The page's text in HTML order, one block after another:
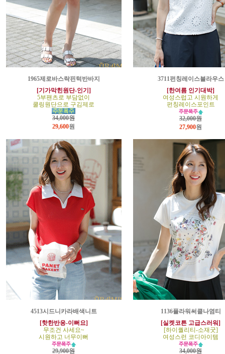
1965제로바스락핀턱반바지
[기가막힌원단-인기]
5부팬츠로 부담없이
쿨링원단으로 구김제로
34,000원
29,600원
3711펀칭레이스블라우스
[한여름 인기대박]
여성스럽고 시원하게
펀칭레이스포인트
32,000원
27,900원
4513시드니카라배색니트
[핫한반응-이뻐요]
무조건 사세요~
시원하고 너무이뻐
29,900원
1136플라워써클나염티
[실켓코튼 고급스러워]
[하이퀄리티-소재굿]
여성스런 코디아이템
34,000원